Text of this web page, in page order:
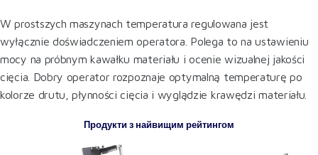
W prostszych maszynach temperatura regulowana jest
wyłącznie doświadczeniem operatora. Polega to na ustawieniu
mocy na próbnym kawałku materiału i ocenie wizualnej jakości
cięcia. Dobry operator rozpoznaje optymalną temperaturę po
kolorze drutu, płynności cięcia i wyglądzie krawędzi materiału.
Продукти з найвищим рейтингом